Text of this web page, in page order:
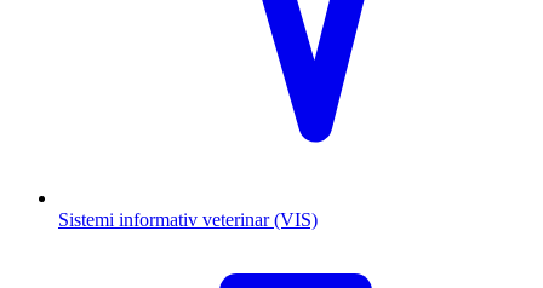
Sistemi informativ veterinar (VIS)